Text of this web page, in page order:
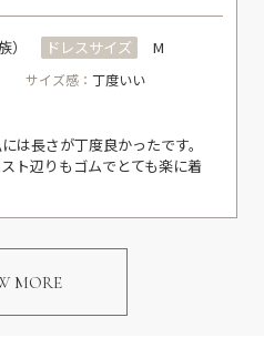
） ドレスサイズ M
サイズ感：丁度いい
は長さが丁度良かったです。
ト辺りもゴムでとても楽に着
MORE